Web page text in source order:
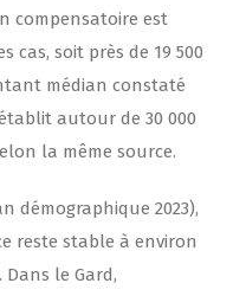
compensatoire est
cas, soit près de 19 500
médian constaté
autour de 30 000
la même source.
démographique 2023),
reste stable à environ
Dans le Gard,